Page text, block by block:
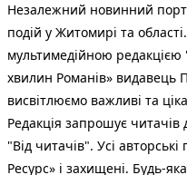
Незалежний новинний
подій у Житомирі та
мультимедійною
хвилин Романів» видавець
висвітлюємо важливі та
Редакція запрошує читачів
"Від читачів". Усі
Ресурс» і захищені. Будь-